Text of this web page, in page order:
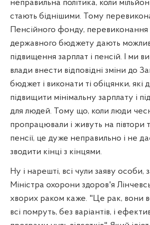
неправильна політика, коли
стають біднішими. Тому
Пенсійного фонду, перевиконання
державного бюджету дають
підвищення зарплат і пенсій. І ми
влади внести відповідні зміни до
бюджет і виконати ті обіцянки, які
підвищити мінімальну зарплату і
для людей. Тому що, коли люди
пропрацювали і живуть на півтори
пенсії, це дуже неправильно і не
зводити кінці з кінцями.
Ну і нарешті, всі чули заяву особи,
Міністра охорони здоров'я
хворих раком каже. "Це рак, вони
всі помруть, без варіантів, і